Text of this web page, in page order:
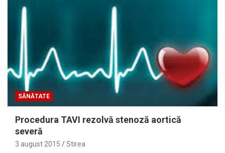
SĂNĂTATE
Procedura TAVI rezolvă stenoză aortică
severă
3 august 2015 Stirea